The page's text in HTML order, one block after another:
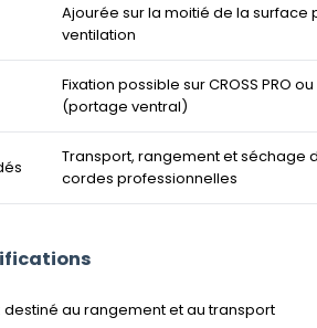
Ajourée sur la moitié de la surface
ventilation
Fixation possible sur CROSS PRO ou
(portage ventral)
Transport, rangement et séchage
cordes professionnelles
destiné au rangement et au transport